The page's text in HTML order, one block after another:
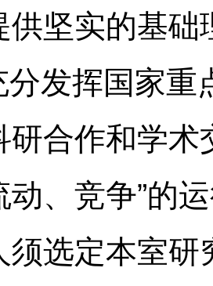
供坚实的基
分发挥国家重
研合作和学术
动、竞争”的
须选定本室